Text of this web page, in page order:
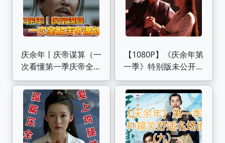
庆余年丨庆帝谋算（一
次看懂第一季庆帝全谋
算）
【1080P】《庆余年第
一季》特别版未公开花
絮 风止意难平（张若
昀辛芷蕾王阳）